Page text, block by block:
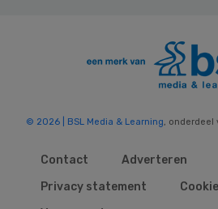
© 2026 | BSL Media & Learning, onderdeel
Contact
Adverteren
Privacy statement